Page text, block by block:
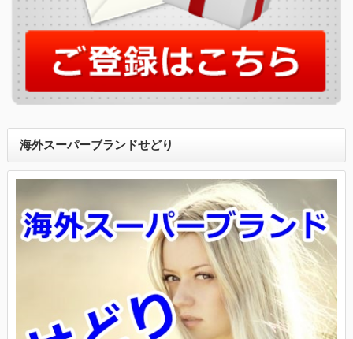
海外スーパーブランドせどり